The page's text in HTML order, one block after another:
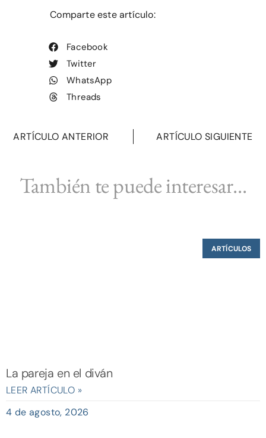
Comparte este artículo:
Facebook
Twitter
WhatsApp
Threads
ARTÍCULO ANTERIOR ARTÍCULO SIGUIENTE
También te puede interesar...
ARTÍCULOS
La pareja en el diván
LEER ARTÍCULO »
4 de agosto, 2026